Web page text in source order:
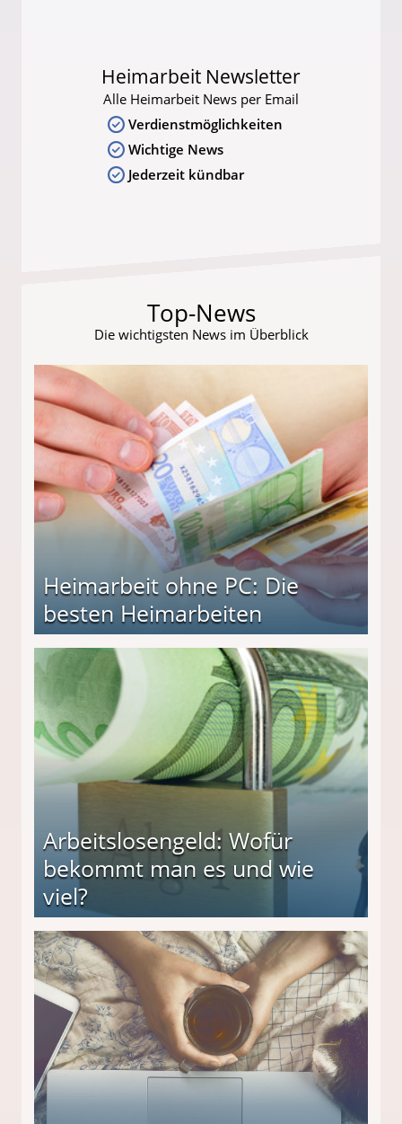
Heimarbeit Newsletter
Alle Heimarbeit News per Email
Verdienstmöglichkeiten
Wichtige News
Jederzeit kündbar
Top-News
Die wichtigsten News im Überblick
Heimarbeit ohne PC: Die
besten Heimarbeiten
Arbeitslosengeld: Wofür
bekommt man es und wie
viel?
und wie viel?